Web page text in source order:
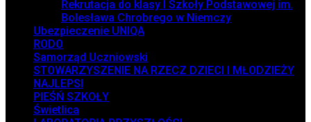
Rekrutacja do klasy I Szkoły Podstawowej im.
Bolesława Chrobrego w Niemczy
Ubezpieczenie UNIQA
RODO
Samorząd Uczniowski
STOWARZYSZENIE NA RZECZ DZIECI I MŁODZIEŻY
NAJLEPSI
PIEŚŃ SZKOŁY
Świetlica